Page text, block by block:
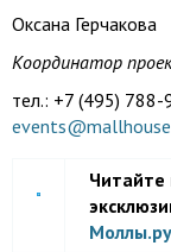
Оксана Герчакова
Координатор
тел.: +7 (495) 788-
Читайте
Моллы.ру